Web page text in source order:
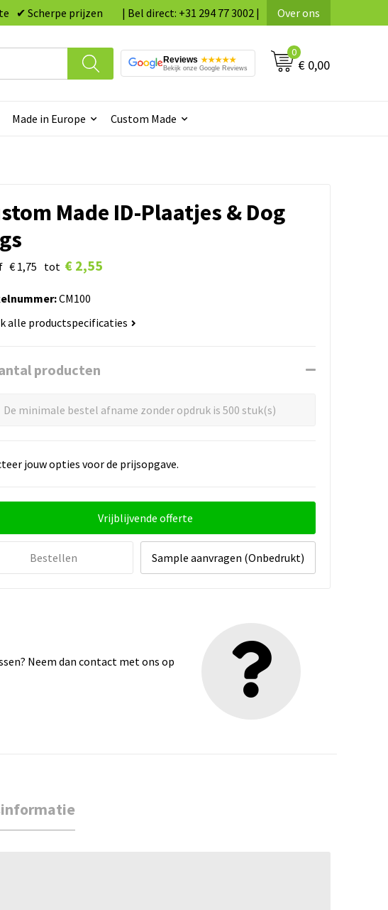
✔ Scherpe prijzen | Bel direct: +31 294 77 3002 | Over ons
Reviews ★★★★★
Bekijk onze Google Reviews
0
€ 0,00
Made in Europe Custom Made
Made ID-Plaatjes & Dog
€ 1,75 tot € 2,55
CM100
alle productspecificaties
producten
De minimale bestel afname zonder opdruk is 500 stuk(s)
jouw opties voor de prijsopgave.
Vrijblijvende offerte
Bestellen Sample aanvragen (Onbedrukt)
Neem dan contact met ons op